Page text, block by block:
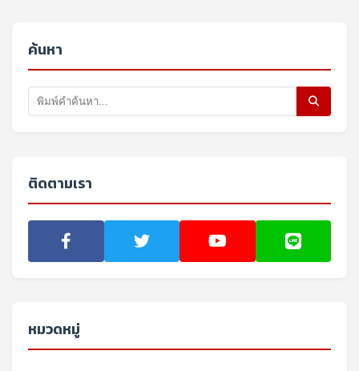
ค้นหา
ติดตามเรา
หมวดหมู่